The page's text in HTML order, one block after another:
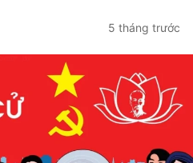
5 tháng trước